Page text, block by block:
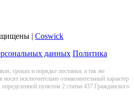
| Coswick
данных Политика
сроках и порядке поставки, а так же
исключитeльно ознакомительный харaктер
пунктoм 2 стaтьи 437 Граждaнского